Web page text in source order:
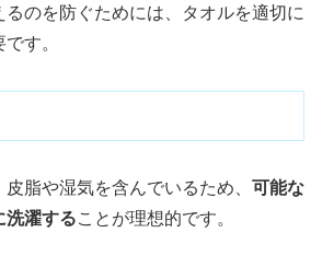
るのを防ぐためには、タオルを適切に
す。
脂や湿気を含んでいるため、 可能な
洗濯することが理想的です。